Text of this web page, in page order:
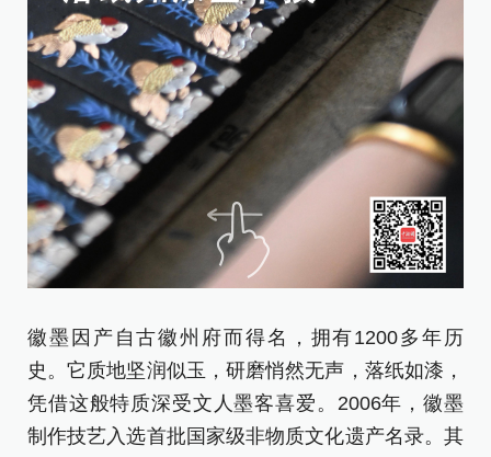
徽墨因产自古徽州府而得名，拥有1200多年历
史。它质地坚润似玉，研磨悄然无声，落纸如漆，
凭借这般特质深受文人墨客喜爱。2006年，徽墨
制作技艺入选首批国家级非物质文化遗产名录。其